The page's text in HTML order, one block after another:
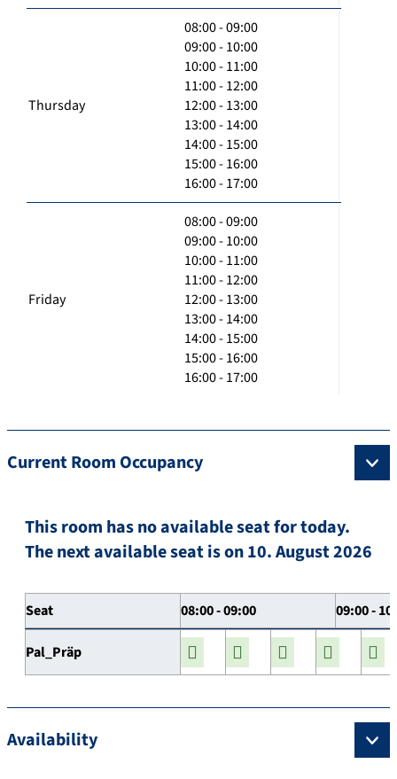
Thursday
08:00 - 09:00
09:00 - 10:00
10:00 - 11:00
11:00 - 12:00
12:00 - 13:00
13:00 - 14:00
14:00 - 15:00
15:00 - 16:00
16:00 - 17:00
Friday
08:00 - 09:00
09:00 - 10:00
10:00 - 11:00
11:00 - 12:00
12:00 - 13:00
13:00 - 14:00
14:00 - 15:00
15:00 - 16:00
16:00 - 17:00
Current Room Occupancy
This room has no available seat for today.
The next available seat is on 10. August 2026
Seat 08:00 - 09:00 09:00 -
Pal_Präp
Availability